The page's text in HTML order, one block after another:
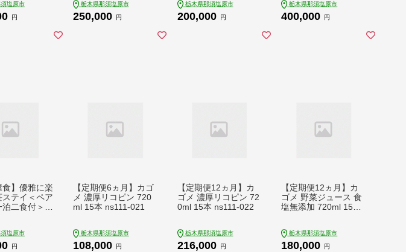
塩原市
円
栃木県那須塩原市
250,000 円
木県那須塩原市）※2
027年1月31日出発・
栃木県那須塩原市
200,000 円
栃木県那須塩原市
400,000 円
食】優雅に楽
ステイ＜ペア
二食付＞ n
塩原市
円
【定期便6ヵ月】カゴ
メ 濃厚リコピン 720
ml 15本 ns111-021
栃木県那須塩原市
108,000 円
【定期便12ヵ月】カ
ゴメ 濃厚リコピン 72
0ml 15本 ns111-022
栃木県那須塩原市
216,000 円
【定期便12ヵ月】カ
ゴメ 野菜ジュース 食
塩無添加 720ml 15本
栃木県那須塩原市
180,000 円